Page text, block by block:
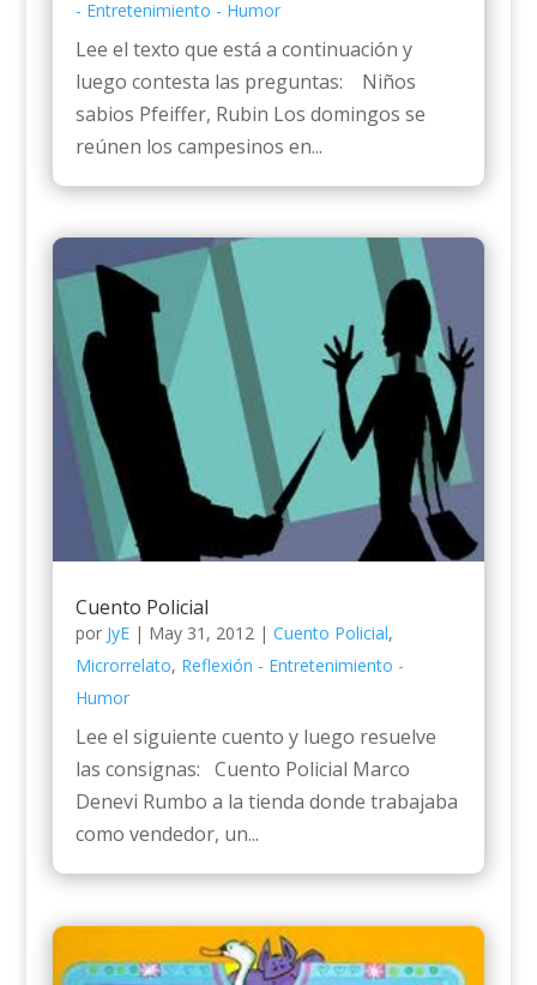
- Entretenimiento - Humor
Lee el texto que está a continuación y
luego contesta las preguntas: Niños
sabios Pfeiffer, Rubin Los domingos se
reúnen los campesinos en...
Cuento Policial
por JyE| May 31, 2012| Cuento Policial,
Microrrelato, Reflexión - Entretenimiento -
Humor
Lee el siguiente cuento y luego resuelve
las consignas: Cuento Policial Marco
Denevi Rumbo a la tienda donde trabajaba
como vendedor, un...